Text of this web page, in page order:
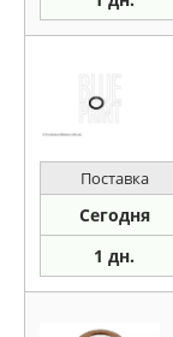
Поставка
Сегодня
1 дн.